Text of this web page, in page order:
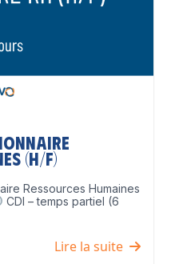
(H/F)
Ressources Humaines
CDI – temps partiel (6
Lire la suite